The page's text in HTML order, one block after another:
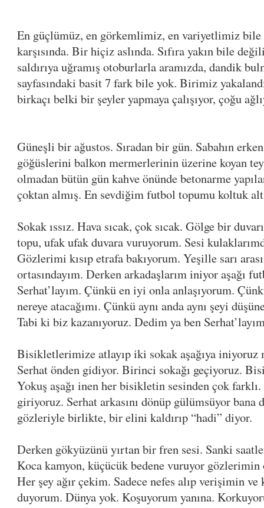
En güçlümüz, en görkemlimiz, en variyetlimiz
karşısında. Bir hiçiz aslında. Sıfıra yakın bile
saldırıya uğramış otoburlarla aramızda, dandik
sayfasındaki basit 7 fark bile yok. Birimiz
birkaçı belki bir şeyler yapmaya çalışıyor, çoğu
Güneşli bir ağustos. Sıradan bir gün. Sabahın
göğüslerini balkon mermerlerinin üzerine koyan
olmadan bütün gün kahve önünde betonarme
çoktan almış. En sevdiğim futbol topumu koltuk
Sokak ıssız. Hava sıcak, çok sıcak. Gölge bir
topu, ufak ufak duvara vuruyorum. Sesi
Gözlerimi kısıp etrafa bakıyorum. Yeşille sarı
ortasındayım. Derken arkadaşlarım iniyor aşağı
Serhat’layım. Çünkü en iyi onla anlaşıyorum.
nereye atacağımı. Çünkü aynı anda aynı şeyi
Tabi ki biz kazanıyoruz. Dedim ya ben
Bisikletlerimize atlayıp iki sokak aşağıya
Serhat önden gidiyor. Birinci sokağı geçiyoruz.
Yokuş aşağı inen her bisikletin sesinden çok
giriyoruz. Serhat arkasını dönüp gülümsüyor bana
gözleriyle birlikte, bir elini kaldırıp “hadi” diyor.
Derken gökyüzünü yırtan bir fren sesi. Sanki
Koca kamyon, küçücük bedene vuruyor gözlerimin
Her şey ağır çekim. Sadece nefes alıp verişimin
duyorum. Dünya yok. Koşuyorum yanına.